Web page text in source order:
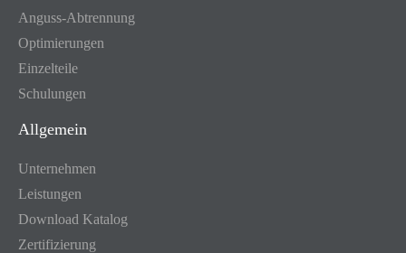
Anguss-Abtrennung
Optimierungen
Einzelteile
Schulungen
Allgemein
Unternehmen
Leistungen
Download Katalog
Zertifizierung